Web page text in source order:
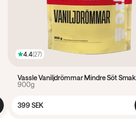
4.4(27)
Vassle Vaniljdrömmar Mindre Söt Smak
900g
399 SEK